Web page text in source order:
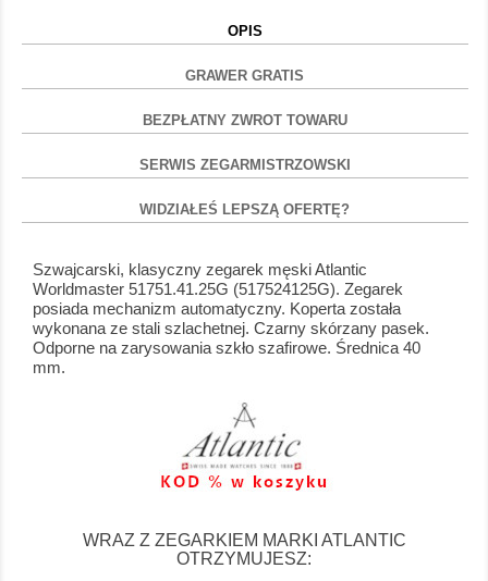
OPIS
GRAWER GRATIS
BEZPŁATNY ZWROT TOWARU
SERWIS ZEGARMISTRZOWSKI
WIDZIAŁEŚ LEPSZĄ OFERTĘ?
Szwajcarski, klasyczny zegarek męski Atlantic
Worldmaster 51751.41.25G (517524125G). Zegarek
posiada mechanizm automatyczny. Koperta została
wykonana ze stali szlachetnej. Czarny skórzany pasek.
Odporne na zarysowania szkło szafirowe. Średnica 40
mm.
WRAZ Z ZEGARKIEM MARKI ATLANTIC
OTRZYMUJESZ: